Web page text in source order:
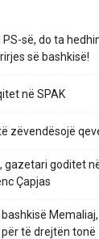
së, do ta
së bashkisë!
në SPAK
zëvendësojë
gazetari goditet
Çapjas
të drejtën tonë